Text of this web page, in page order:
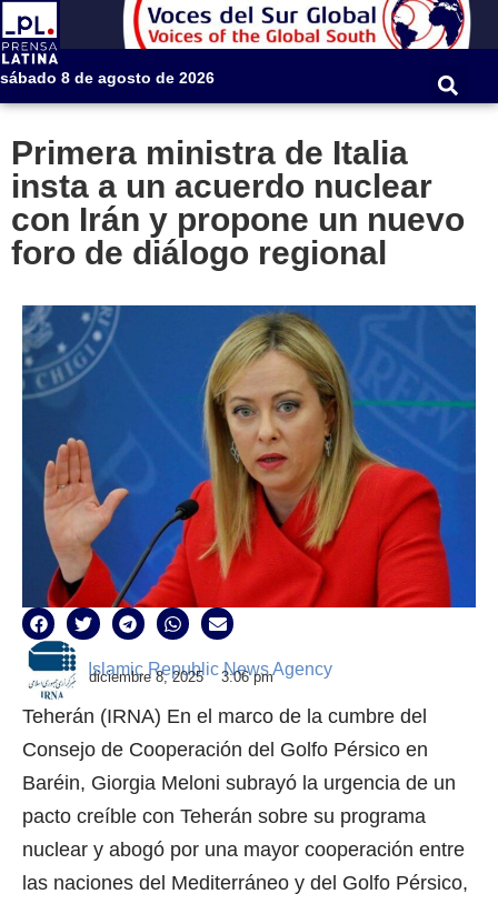
sábado 8 de agosto de 2026
Primera ministra de Italia
insta a un acuerdo nuclear
con Irán y propone un nuevo
foro de diálogo regional
Islamic Republic News Agency
diciembre 8, 2025 3:06 pm
Teherán (IRNA) En el marco de la cumbre del
Consejo de Cooperación del Golfo Pérsico en
Baréin, Giorgia Meloni subrayó la urgencia de un
pacto creíble con Teherán sobre su programa
nuclear y abogó por una mayor cooperación entre
las naciones del Mediterráneo y del Golfo Pérsico,